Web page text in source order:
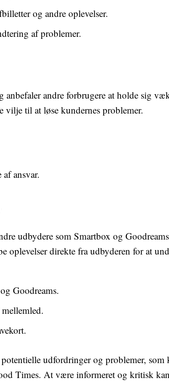
og andre oplevelser.
af problemer.
andre forbrugere at holde sig
vilje til at løse kundernes problemer.
ansvar.
udbydere som Smartbox og
oplevelser direkte fra udbyderen for at
Goodreams.
udfordringer og problemer, som
Times. At være informeret og kritisk